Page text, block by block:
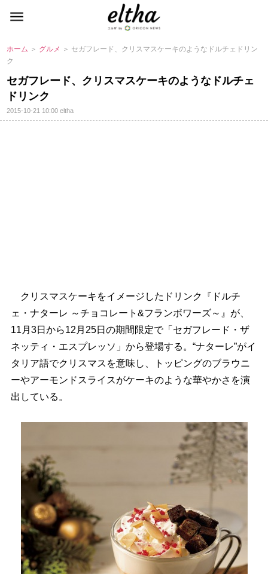
ホーム ＞ グルメ ＞ セガフレード、クリスマスケーキのようなドルチェドリン
ク
セガフレード、クリスマスケーキのようなドルチェ
ドリンク
2015-10-21 10:00eltha
クリスマスケーキをイメージしたドリンク『ドルチ
ェ・ナターレ ～チョコレート&フランボワーズ～』が、
11月3日から12月25日の期間限定で「セガフレード・ザ
ネッティ・エスプレッソ」から登場する。“ナターレ”がイ
タリア語でクリスマスを意味し、トッピングのブラウニ
ーやアーモンドスライスがケーキのような華やかさを演
出している。